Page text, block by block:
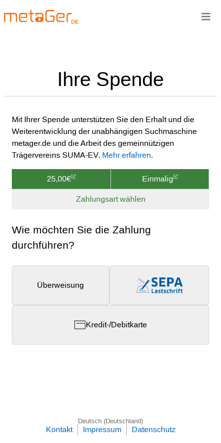
DE
Ihre Spende
Mit Ihrer Spende unterstützen Sie den Erhalt und die
Weiterentwicklung der unabhängigen Suchmaschine
metager.de und die Arbeit des gemeinnützigen
Trägervereins SUMA-EV. Mehr erfahren.
25,00€ Einmalig
Zahlungsart wählen
Wie möchten Sie die Zahlung
durchführen?
Überweisung
Kredit-/Debitkarte
≡
Deutsch (Deutschland)
Kontakt Impressum Datenschutz